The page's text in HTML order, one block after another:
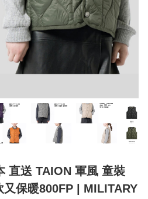
直送 TAION 軍風 童裝
保暖800FP | MILITARY